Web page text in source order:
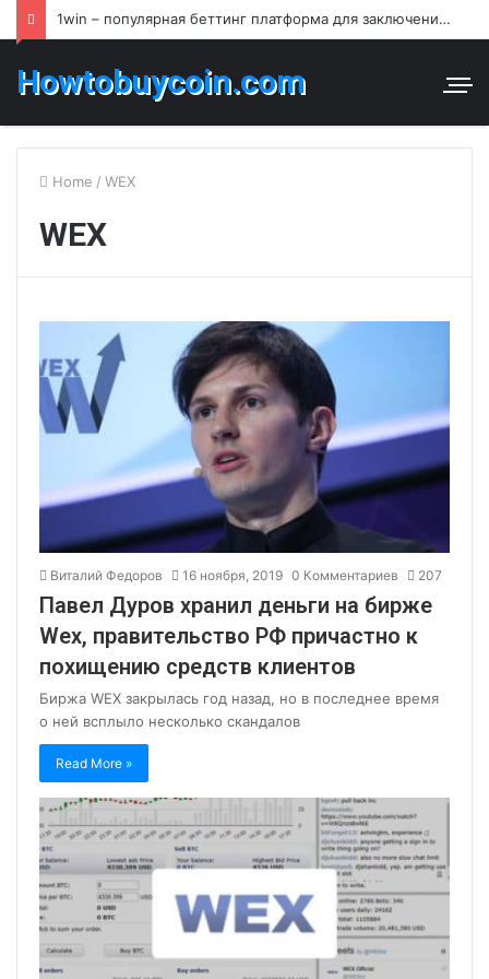
1win – популярная беттинг платформа для заключения пари и азартных игр в Узбекистане
Howtobuycoin.com
Home / WEX
WEX
Виталий Федоров 16 ноября, 2019 0 Комментариев 207
Павел Дуров хранил деньги на бирже
Wex, правительство РФ причастно к
похищению средств клиентов
Биржа WEX закрылась год назад, но в последнее время
о ней всплыло несколько скандалов
Read More »